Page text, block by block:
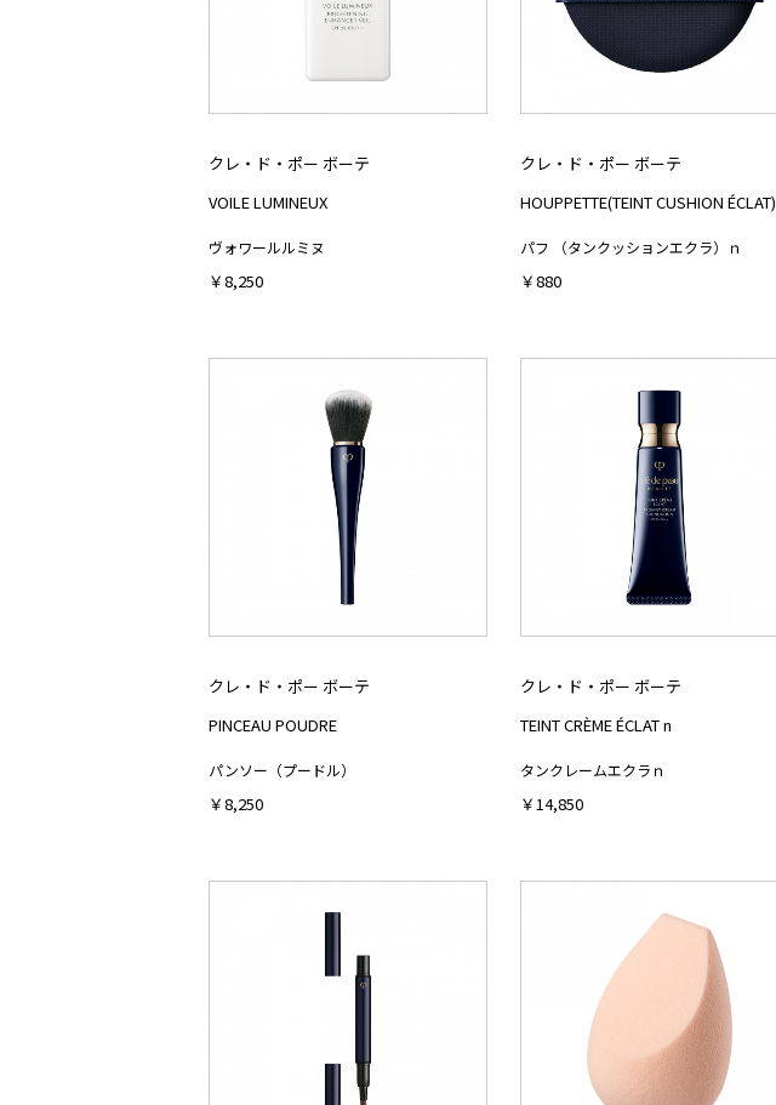
クレ・ド・ポー ボーテ
VOILE LUMINEUX
ヴォワールルミヌ
￥8,250
クレ・ド・ポー ボーテ
HOUPPETTE(TEINT CUSHION ÉCLAT)
パフ （タンクッションエクラ）ｎ
￥880
クレ・ド・ポー ボーテ
PINCEAU POUDRE
パンソー（プードル）
￥8,250
クレ・ド・ポー ボーテ
TEINT CRÈME ÉCLAT n
タンクレームエクラｎ
￥14,850